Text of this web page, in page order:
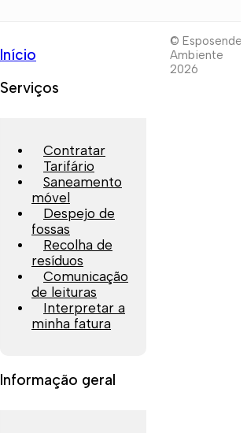
Início
Serviços
Contratar
Tarifário
Saneamento
móvel
Despejo de
fossas
Recolha de
resíduos
Comunicação
de leituras
Interpretar a
minha fatura
Informação geral
© Esposende
Ambiente
2026